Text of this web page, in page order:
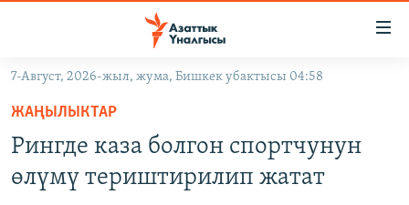
Навигацияга
өтүңүз
Издөөгө
салыңыз
ДҮЙНӨ
УКРАИНА
7-Август, 2026-жыл, жума, Бишкек убактысы 04:58
ЖАҢЫЛЫКТАР
Рингде каза болгон спортчунун
өлүмү териштирилип жатат